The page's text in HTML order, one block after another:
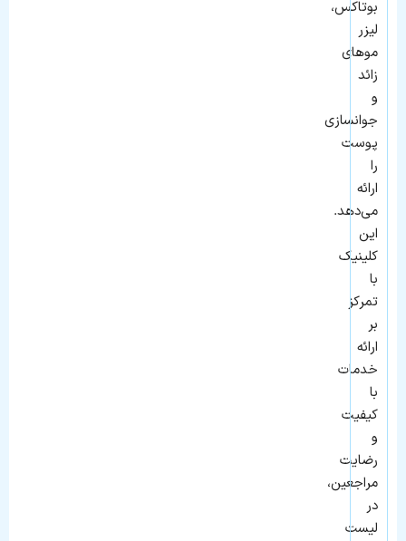
بوتاکس،
لیزر
موهای
زائد
و
جوانسازی
پوست
را
ارائه
می‌دهد.
این
کلینیک
با
تمرکز
بر
ارائه
خدمات
با
کیفیت
و
رضایت
مراجعین،
در
لیست